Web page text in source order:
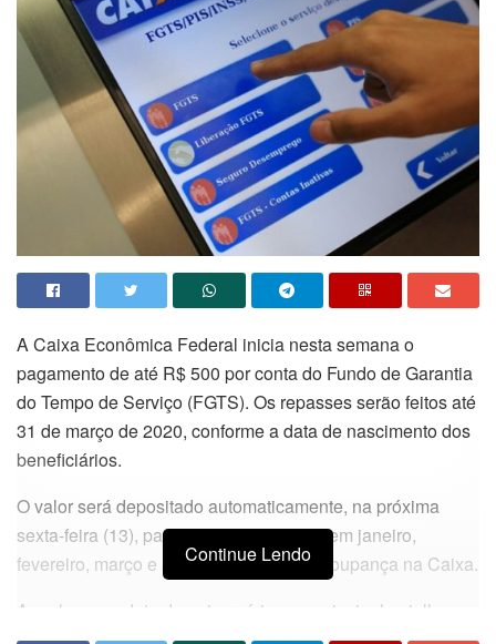
A Caixa Econômica Federal inicia nesta semana o
pagamento de até R$ 500 por conta do Fundo de Garantia
do Tempo de Serviço (FGTS). Os repasses serão feitos até
31 de março de 2020, conforme a data de nascimento dos
beneficiários.
O valor será depositado automaticamente, na próxima
sexta-feira (13), para pessoas nascidas em janeiro,
fevereiro, março e abril, que têm conta poupança na Caixa.
Aqueles com data de aniversário em maio, junho, julho e
agosto, recebem a partir do dia 27 de setembro de 2019.
Continue Lendo